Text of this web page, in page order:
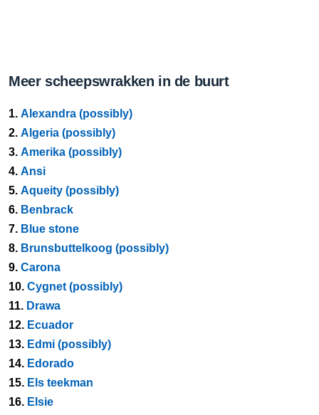
Meer scheepswrakken in de buurt
1. Alexandra (possibly)
2. Algeria (possibly)
3. Amerika (possibly)
4. Ansi
5. Aqueity (possibly)
6. Benbrack
7. Blue stone
8. Brunsbuttelkoog (possibly)
9. Carona
10. Cygnet (possibly)
11. Drawa
12. Ecuador
13. Edmi (possibly)
14. Edorado
15. Els teekman
16. Elsie